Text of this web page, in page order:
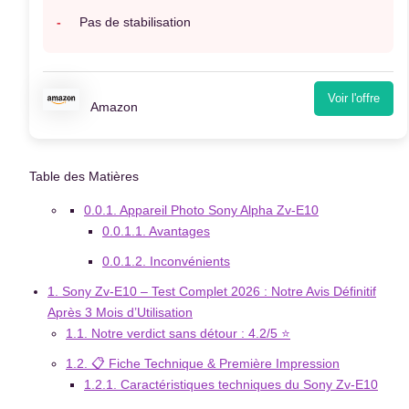
Pas de stabilisation
Amazon
Voir l'offre
Table des Matières
0.0.1.
Appareil Photo Sony Alpha Zv-E10
0.0.1.1.
Avantages
0.0.1.2. Inconvénients
1.
Sony Zv-E10 – Test Complet 2026 : Notre Avis Définitif
Après 3 Mois d’Utilisation
1.1.
Notre verdict sans détour : 4.2/5 ⭐
1.2. 📋 Fiche Technique & Première Impression
1.2.1.
Caractéristiques techniques du Sony Zv-E10